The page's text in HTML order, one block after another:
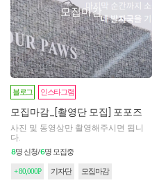
모집마감
블로그 인스타그램
모집마감_[촬영단 모집] 포포즈
사진 및 동영상만 촬영해주시면 됩니
다.
8명 신청/6명 모집중
+ 80,000P 기자단 모집마감